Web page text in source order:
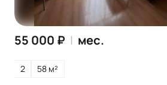
55 000 ₽ | мес.
2 58 м²